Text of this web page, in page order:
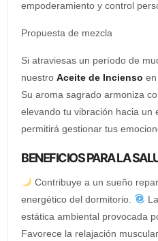
empoderamiento y control
Propuesta de mezcla
Si atraviesas un período de
nuestro Aceite de Incienso
Su aroma sagrado armoniza
elevando tu vibración hacia un
permitirá gestionar tus
BENEFICIOS PARA LA
Contribuye a un sueño
energético del dormitorio.
estática ambiental provocada
Favorece la relajación